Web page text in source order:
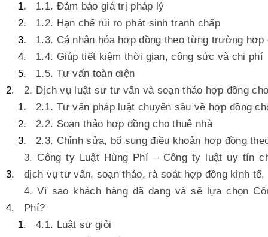
1.1. Đảm bảo giá trị pháp lý
1.2. Hạn chế rủi ro phát sinh tranh chấp
1.3. Cá nhân hóa hợp đồng theo từng trường hợp
1.4. Giúp tiết kiệm thời gian, công sức và chi phí
1.5. Tư vấn toàn diện
2. Dịch vụ luật sư tư vấn và soạn thảo hợp đồng
2.1. Tư vấn pháp luật chuyên sâu về hợp đồng
2.2. Soạn thảo hợp đồng cho thuê nhà
2.3. Chỉnh sửa, bổ sung điều khoản hợp đồng
3. Công ty Luật Hùng Phí – Công ty luật uy tín
dịch vụ tư vấn, soạn thảo, rà soát hợp đồng kinh
4. Vì sao khách hàng đã đang và sẽ lựa chọn
Phí?
4.1. Luật sư giỏi